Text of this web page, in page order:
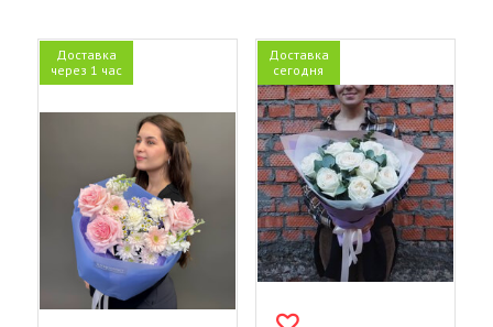
Доставка
через 1 час
Доставка
сегодня